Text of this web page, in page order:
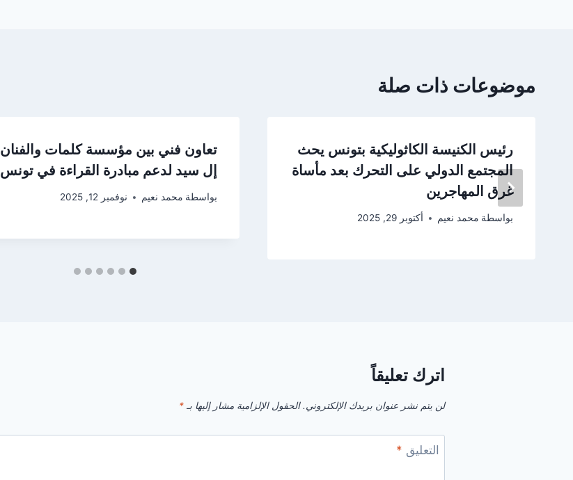
موضوعات ذات صلة
رئيس الكنيسة الكاثوليكية بتونس يحث
المجتمع الدولي على التحرك بعد مأساة
غرق المهاجرين
بواسطة محمد نعيم أكتوبر 29, 2025
تعاون فني بين مؤسسة كلمات والفنان
إل سيد لدعم مبادرة القراءة في تونس
بواسطة محمد نعيم نوفمبر 12, 2025
اترك تعليقاً
لن يتم نشر عنوان بريدك الإلكتروني. الحقول الإلزامية مشار إليها بـ *
التعليق *